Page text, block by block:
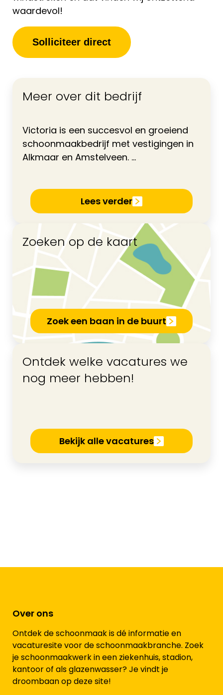
waardevol!
Solliciteer direct
Meer over dit bedrijf
Victoria is een succesvol en groeiend
schoonmaakbedrijf met vestigingen in
Alkmaar en Amstelveen. ...
Lees verder
Zoeken op de kaart
Zoek een baan in de buurt
Ontdek welke vacatures we
nog meer hebben!
Bekijk alle vacatures
Over ons
Ontdek de schoonmaak is dé informatie en
vacaturesite voor de schoonmaakbranche. Zoek
je schoonmaakwerk in een ziekenhuis, stadion,
kantoor of als glazenwasser? Je vindt je
droombaan op deze site!